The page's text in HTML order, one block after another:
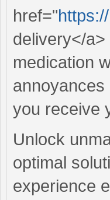
href="
delivery</
medication
you receive
Unlock
optimal
experience